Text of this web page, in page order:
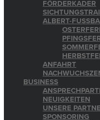
FÖRDERKADER
ALBERT-
ANFAHRT
BUSINESS
NEUIGKEITEN
UNSERE
SPONSORING